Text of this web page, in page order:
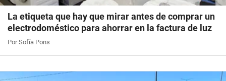
La etiqueta que hay que mirar antes de comprar un
electrodoméstico para ahorrar en la factura de luz
Por Sofía Pons